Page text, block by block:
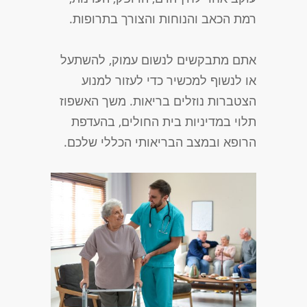
רמת הכאב והנוחות והצורך בתרופות.
אתם מתבקשים לנשום עמוק, להשתעל
או לנשוף למכשיר כדי לעזור למנוע
הצטברות נוזלים בריאות. משך האשפוז
תלוי במדיניות בית החולים, בהעדפת
הרופא ובמצב הבריאותי הכללי שלכם.